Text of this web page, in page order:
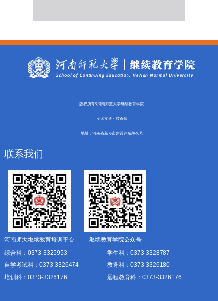
版权所有&河南师范大学继续教育学院
技术支持：综合科
地址：河南省新乡市建设路东段46号
联系我们
河南师大继续教育培训平台
继续教育学院公众号
综合科：0373-3325953
学生科：0373-3328787
自学考试科：0373-3326474
教务科：0373-3326180
培训科：0373-3326176
远程教育科：0373-3326176